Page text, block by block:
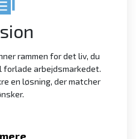
rammen for det liv, du
forlade arbejdsmarkedet.
en løsning, der matcher